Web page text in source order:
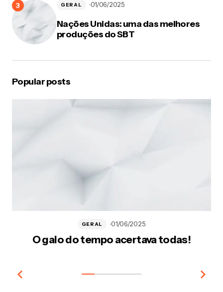
Nações Unidas: uma das melhores
produções do SBT
GERAL 01/06/2025
Popular posts
O galo do tempo acertava todas!
GERAL 01/06/2025